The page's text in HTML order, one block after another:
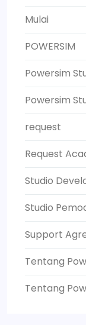
Mulai
POWERSIM
Powersim
Powersim
request
Request
Studio
Studio
Support
Tentang
Tentang